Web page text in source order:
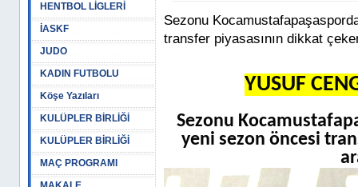
HENTBOL LİGLERİ
İASKF
JUDO
KADIN FUTBOLU
Köşe Yazıları
KULÜPLER BİRLİĞİ
KULÜPLER BİRLİĞİ
MAÇ PROGRAMI
Sezonu
transfer piyasasının dikkat
YUSUF
Sezonu
yeni sezon öncesi